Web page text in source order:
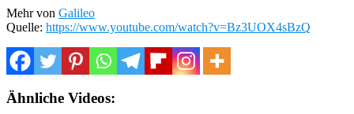
Mehr von Galileo
Quelle: https://www.youtube.com/watch?v=Bz3UOX4sBzQ
Ähnliche Videos: